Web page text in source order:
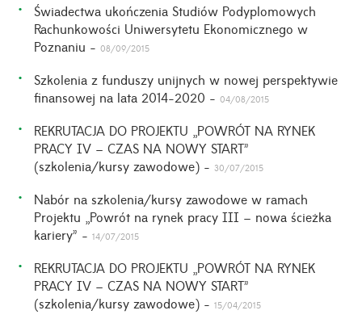
Świadectwa ukończenia Studiów Podyplomowych
Rachunkowości Uniwersytetu Ekonomicznego w
Poznaniu -08/09/2015
Szkolenia z funduszy unijnych w nowej perspektywie
finansowej na lata 2014-2020 -04/08/2015
REKRUTACJA DO PROJEKTU „POWRÓT NA RYNEK
PRACY IV – CZAS NA NOWY START”
(szkolenia/kursy zawodowe) - 30/07/2015
Nabór na szkolenia/kursy zawodowe w ramach
Projektu „Powrót na rynek pracy III – nowa ścieżka
kariery” -14/07/2015
REKRUTACJA DO PROJEKTU „POWRÓT NA RYNEK
PRACY IV – CZAS NA NOWY START”
(szkolenia/kursy zawodowe) -15/04/2015